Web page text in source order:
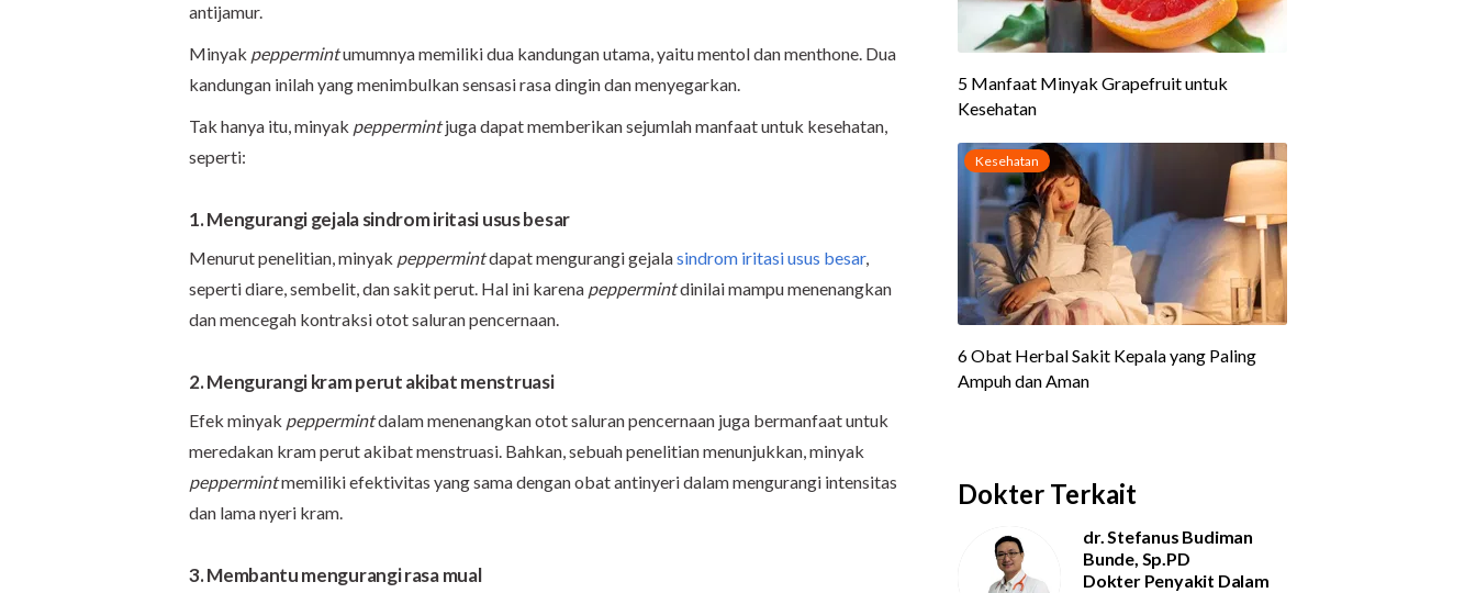
antijamur.
Minyak peppermintumumnya memiliki dua kandungan utama, yaitu mentol dan menthone. Dua
kandungan inilah yang menimbulkan sensasi rasa dingin dan menyegarkan.
Tak hanya itu, minyak peppermintjuga dapat memberikan sejumlah manfaat untuk kesehatan,
seperti:
1. Mengurangi gejala sindrom iritasi usus besar
Menurut penelitian, minyak peppermintdapat mengurangi gejalasindrom iritasi usus besar,
seperti diare, sembelit, dan sakit perut. Hal ini karena peppermintdinilai mampu menenangkan
dan mencegah kontraksi otot saluran pencernaan.
2. Mengurangi kram perut akibat menstruasi
Efek minyak peppermintdalam menenangkan otot saluran pencernaan juga bermanfaat untuk
meredakan kram perut akibat menstruasi. Bahkan, sebuah penelitian menunjukkan, minyak
peppermintmemiliki efektivitas yang sama dengan obat antinyeri dalam mengurangi intensitas
dan lama nyeri kram.
3. Membantu mengurangi rasa mual
Dokter Terkait